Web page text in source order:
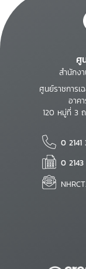
ศู
สำนักง
ศูนย์ราชการ
อาค
120 หมู่ที่ 3
0 2141
0